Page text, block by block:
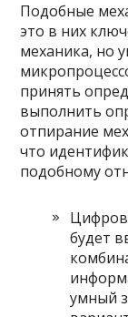
Подобные
это в них
механика, но
принять
выполнить
отпирание
что
подобному
будет
умный